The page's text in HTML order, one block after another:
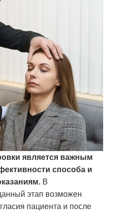
является важным
способа и
В
этап возможен
пациента и после